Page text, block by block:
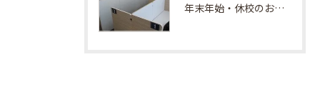
年末年始・休校のお知らせ